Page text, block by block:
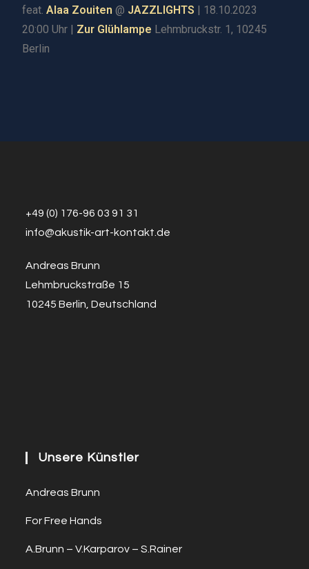
feat.Alaa Zouiten @ JAZZLIGHTS | 18.10.2023
20:00 Uhr | Zur Glühlampe Lehmbruckstr. 1, 10245
Berlin
+49 (0) 176-96 03 91 31
info@akustik-art-kontakt.de
Andreas Brunn
Lehmbruckstraße 15
10245 Berlin, Deutschland
Unsere Künstler
Andreas Brunn
For Free Hands
A.Brunn – V.Karparov – S.Rainer